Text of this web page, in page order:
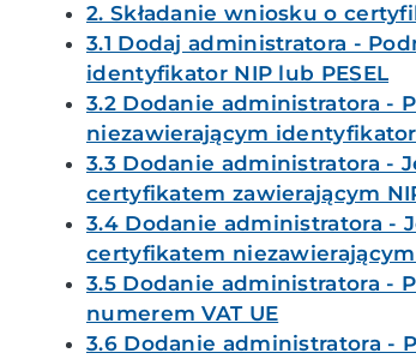
2. Składanie wniosku o
3.1 Dodaj administratora -
identyfikator NIP lub PESEL
3.2 Dodanie administratora -
niezawierającym
3.3 Dodanie administratora -
certyfikatem zawierającym
3.4 Dodanie administratora -
certyfikatem niezawierającym
3.5 Dodanie administratora -
numerem VAT UE
3.6 Dodanie administratora -